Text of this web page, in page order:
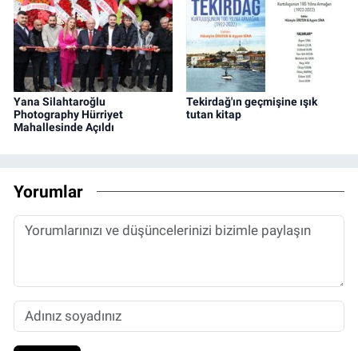
Yana Silahtaroğlu
Photography Hürriyet
Mahallesinde Açıldı
Tekirdağ'ın geçmişine ışık
tutan kitap
Yorumlar